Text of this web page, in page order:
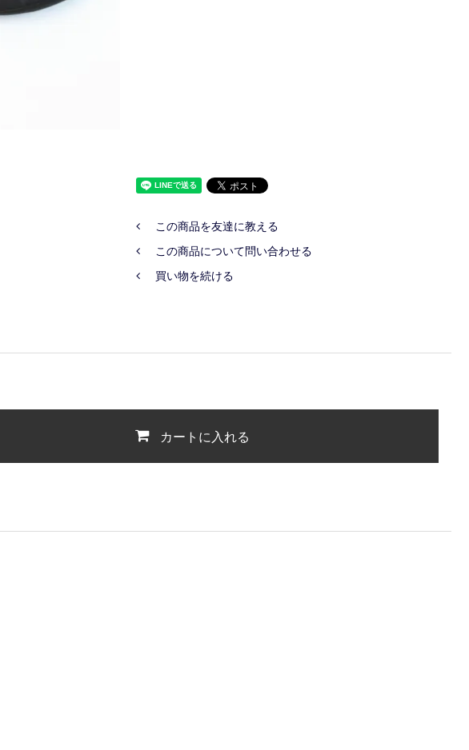
この商品を友達に教える
この商品について問い合わせる
買い物を続ける
カートに入れる